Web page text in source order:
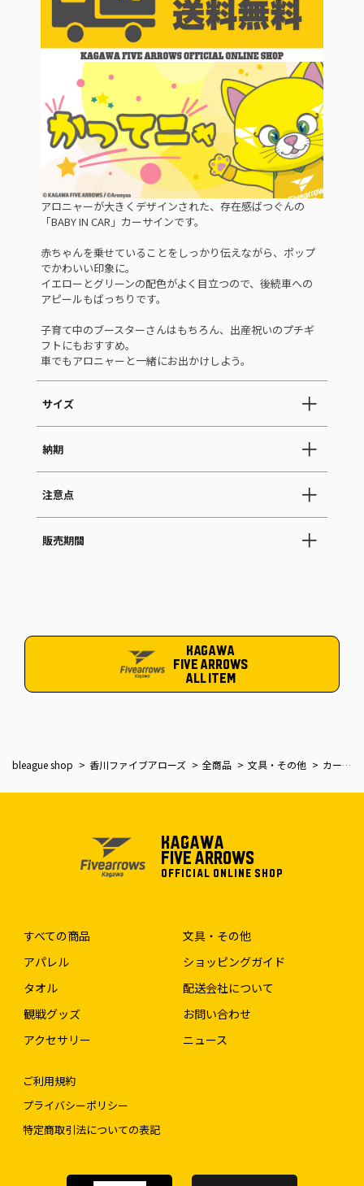
アロニャーが大きくデザインされた、存在感ばつぐんの
「BABY IN CAR」カーサインです。
赤ちゃんを乗せていることをしっかり伝えながら、ポップ
でかわいい印象に。
イエローとグリーンの配色がよく目立つので、後続車への
アピールもばっちりです。
子育て中のブースターさんはもちろん、出産祝いのプチギ
フトにもおすすめ。
車でもアロニャーと一緒にお出かけしよう。
サイズ
納期
注意点
販売期間
KAGAWA
FIVE ARROWS
ALL ITEM
bleague shop 香川ファイブアローズ 全商品 文具・その他 カーサイン-BABY IN CAR-
KAGAWA
FIVE ARROWS
OFFICIAL ONLINE SHOP
すべての商品
アパレル
タオル
観戦グッズ
アクセサリー
文具・その他
ショッピングガイド
配送会社について
お問い合わせ
ニュース
ご利用規約
プライバシーポリシー
特定商取引法についての表記